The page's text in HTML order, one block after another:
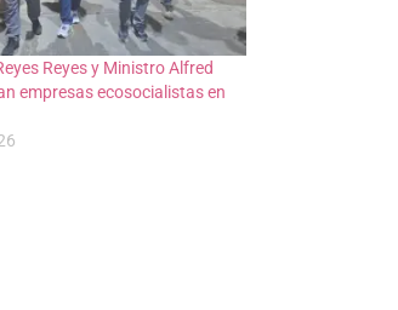
Reyes y Ministro Alfred
empresas ecosocialistas en